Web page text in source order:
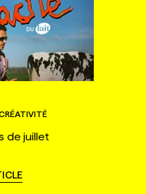
de juillet